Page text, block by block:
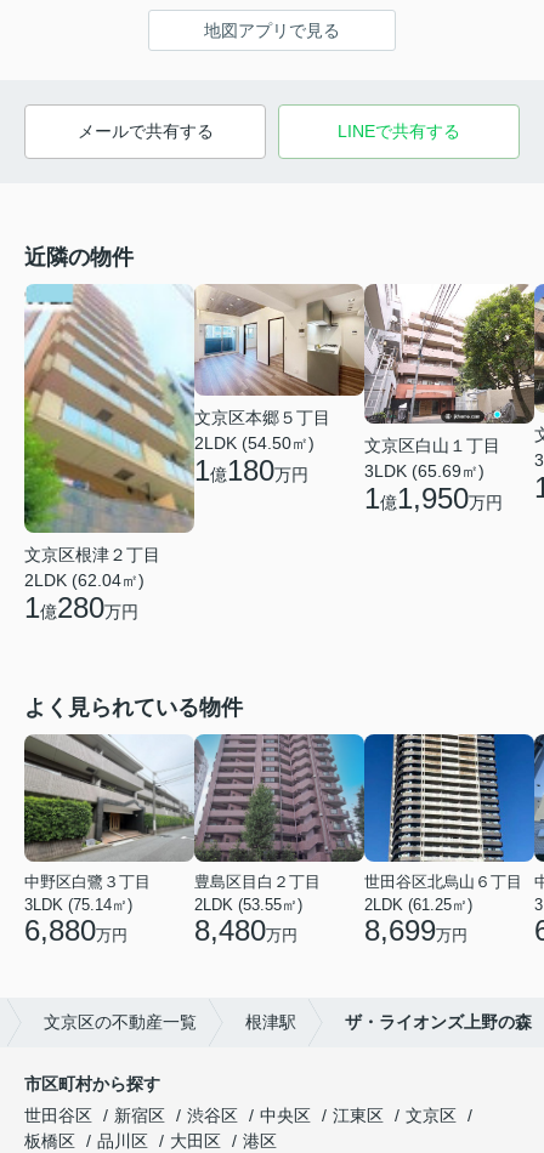
地図アプリで見る
メールで共有する LINEで共有する
近隣の物件
文京区根津２丁目
2LDK (62.04㎡)
1億280万円
文京区本郷５丁目
2LDK (54.50㎡)
1億180万円
文京区白山１丁目
3LDK (65.69㎡)
1億1,950万円
よく見られている物件
中野区白鷺３丁目
3LDK (75.14㎡)
6,880万円
豊島区目白２丁目
2LDK (53.55㎡)
8,480万円
世田谷区北烏山６丁目
2LDK (61.25㎡)
8,699万円
文京区の不動産一覧 根津駅 ザ・ライオンズ上野の森
市区町村から探す
世田谷区
新宿区 渋谷区 中央区 江東区
文京区
板橋区
品川区 大田区
港区